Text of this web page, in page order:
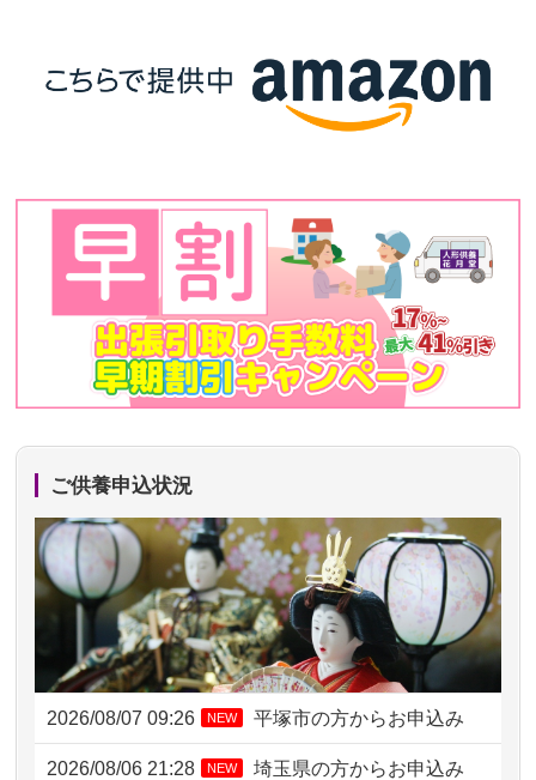
ご供養申込状況
2026/08/07 09:26 NEW 平塚市の方からお申込み
2026/08/06 21:28 NEW 埼玉県の方からお申込み